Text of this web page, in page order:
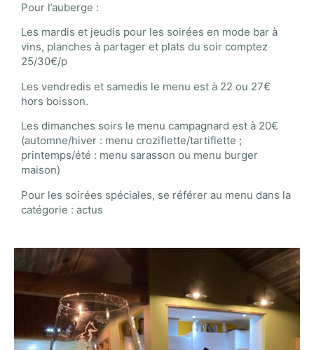
Pour l’auberge :
Les mardis et jeudis pour les soirées en mode bar à
vins, planches à partager et plats du soir comptez
25/30€/p
Les vendredis et samedis le menu est à 22 ou 27€
hors boisson.
Les dimanches soirs le menu campagnard est à 20€
(automne/hiver : menu croziflette/tartiflette ;
printemps/été : menu sarasson ou menu burger
maison)
Pour les soirées spéciales, se référer au menu dans la
catégorie : actus